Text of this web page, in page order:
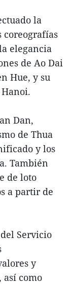
la
coreografías
elegancia
de Ao Dai
Hue, y su
Dan,
de Thua
y los
También
de loto
a partir de
Servicio
y
como